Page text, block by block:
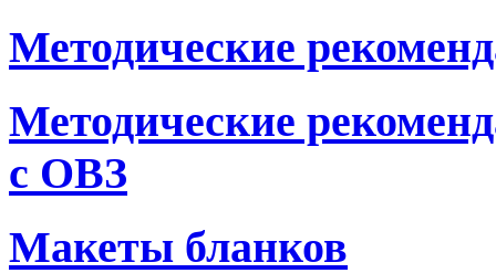
Методические
Методические
с ОВЗ
Макеты бланков